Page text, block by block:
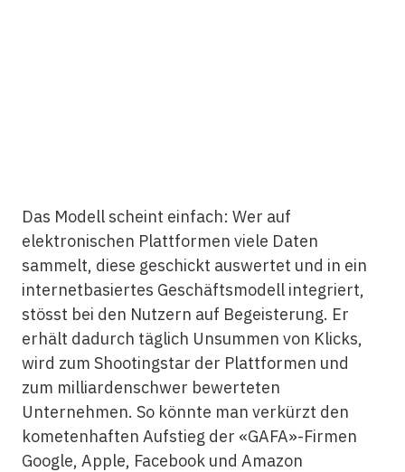
Das Modell scheint einfach: Wer auf
elektronischen Plattformen viele Daten
sammelt, diese geschickt auswertet und in ein
internetbasiertes Geschäftsmodell integriert,
stösst bei den Nutzern auf Begeisterung. Er
erhält dadurch täglich Unsummen von Klicks,
wird zum Shootingstar der Plattformen und
zum milliardenschwer bewerteten
Unternehmen. So könnte man verkürzt den
kometenhaften Aufstieg der «GAFA»-Firmen
Google, Apple, Facebook und Amazon